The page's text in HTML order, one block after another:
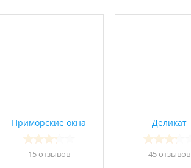
Приморские окна
15 отзывов
Деликат
45 отзывов